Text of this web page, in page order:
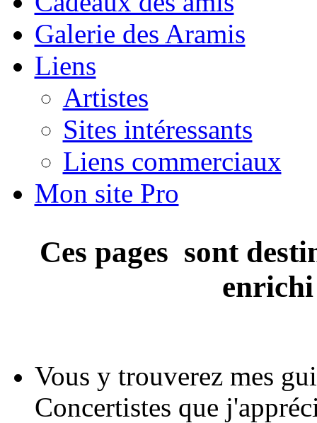
Galerie des Aramis
Liens
Artistes
Sites intéressants
Liens commerciaux
Mon site Pro
Ces pages sont
Vous y trouverez mes
Concertistes que